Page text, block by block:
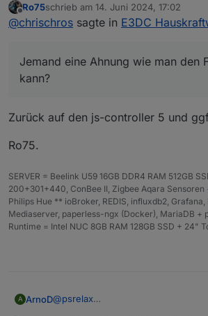
Offline
Ro75schrieb am 14. Juni 2024, 17:02
zuletzt editiert von
@chrischros sagte in E3DC
Jemand eine Ahnung wie man den
kann?
Zurück auf den js-controller 5 und
Ro75.
SERVER = Beelink U59 16GB DDR4 RAM 512GB
200+301+440, ConBee II, Zigbee Aqara Sensoren
Philips Hue ** ioBroker, REDIS, influxdb2,
Mediaserver, paperless-ngx (Docker), MariaDB +
Runtime = Intel NUC 8GB RAM 128GB SSD + 24"
A ArnoD@psrelax